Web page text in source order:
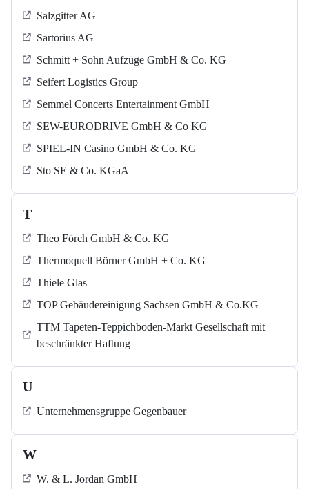
Salzgitter AG
Sartorius AG
Schmitt + Sohn Aufzüge GmbH & Co. KG
Seifert Logistics Group
Semmel Concerts Entertainment GmbH
SEW-EURODRIVE GmbH & Co KG
SPIEL-IN Casino GmbH & Co. KG
Sto SE & Co. KGaA
T
Theo Förch GmbH & Co. KG
Thermoquell Börner GmbH + Co. KG
Thiele Glas
TOP Gebäudereinigung Sachsen GmbH & Co.KG
TTM Tapeten-Teppichboden-Markt Gesellschaft mit
beschränkter Haftung
U
Unternehmensgruppe Gegenbauer
W
W. & L. Jordan GmbH